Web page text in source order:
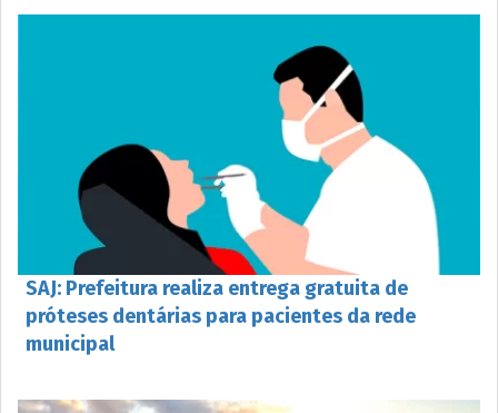
SAJ: Prefeitura realiza entrega gratuita de
próteses dentárias para pacientes da rede
municipal